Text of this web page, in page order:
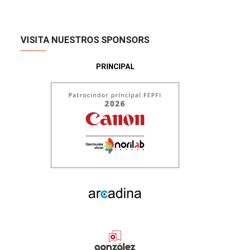
VISITA NUESTROS SPONSORS
PRINCIPAL